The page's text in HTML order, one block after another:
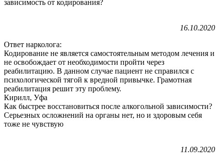
зависимость от кодирования?
16.10.2020
Ответ нарколога:
Кодирование не является самостоятельным методом лечения и
не освобождает от необходимости пройти через
реабилитацию. В данном случае пациент не справился с
психологической тягой к вредной привычке. Грамотная
реабилитация решит эту проблему.
Кирилл, Уфа
Как быстрее восстановиться после алкогольной зависимости?
Серьезных осложнений на органы нет, но и здоровым себя
тоже не чувствую
11.09.2020